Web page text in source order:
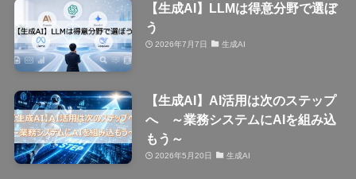
【生成AI】LLMは得意分野で選ぼ
う
2026年7月7日 生成AI
【生成AI】AI活用は次のステップ
へ ～業務システムにAIを組み込
もう～
2026年5月20日 生成AI